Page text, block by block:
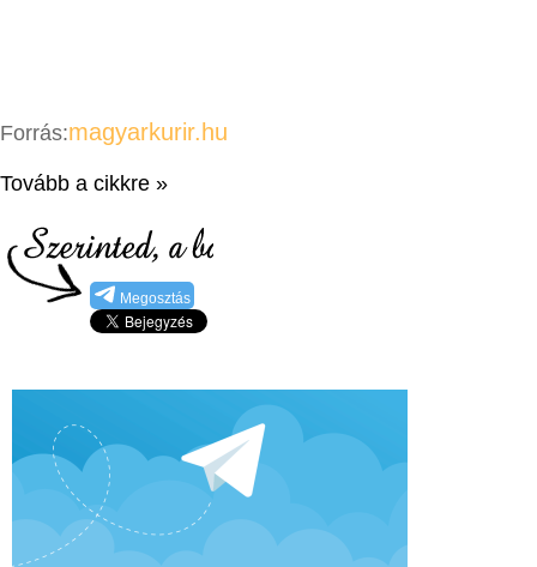
Forrás:magyarkurir.hu
Tovább a cikkre »
Megosztás